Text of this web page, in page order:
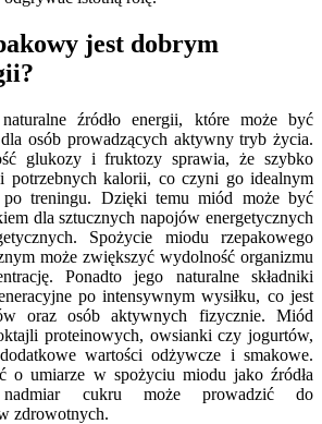
jest dobrym
źródło energii, które może być
osób prowadzących aktywny tryb życia.
glukozy i fruktozy sprawia, że szybko
potrzebnych kalorii, co czyni go idealnym
treningu. Dzięki temu miód może być
dla sztucznych napojów energetycznych
Spożycie miodu rzepakowego
może zwiększyć wydolność organizmu
Ponadto jego naturalne składniki
po intensywnym wysiłku, co jest
oraz osób aktywnych fizycznie. Miód
proteinowych, owsianki czy jogurtów,
wartości odżywcze i smakowe.
o umiarze w spożyciu miodu jako źródła
cukru może prowadzić do
zdrowotnych.